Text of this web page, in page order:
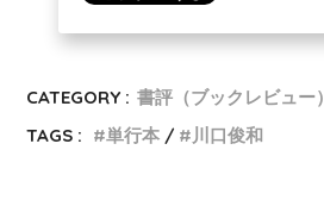
CATEGORY : 書評（ブックレビュー）
TAGS :
単行本 川口俊和